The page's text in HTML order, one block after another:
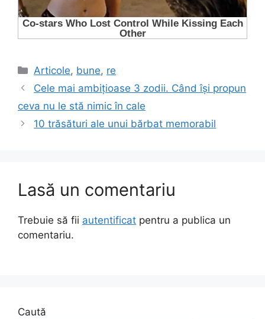
Categorii
Articole, bune, re
Cele mai ambițioase 3 zodii. Când își propun
ceva nu le stă nimic în cale
10 trăsături ale unui bărbat memorabil
Lasă un comentariu
Trebuie să fii autentificat pentru a publica un
comentariu.
Caută